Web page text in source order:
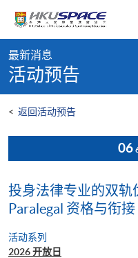
content
content
start
最新消息
活动预告
< 返回活动预告
06
投身法律专业的双轨
Paralegal 资格与衔
活动系列
2026 开放日